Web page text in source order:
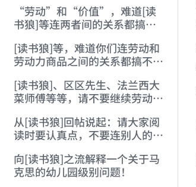
“劳动”和“价值”，难道[读
书狼]等连两者间的关系都搞不
[读书狼]等，难道你们连劳动和
劳动力商品之间的关系都搞不
[读书狼]、区区先生、法兰西大
菜师傅等等，请不要继续劳动量
从[读书狼]回帖说起：请大家阅
读时要认真点，不要连别人的意
向[读书狼]之流解释一个关于马
克思的幼儿园级别问题！